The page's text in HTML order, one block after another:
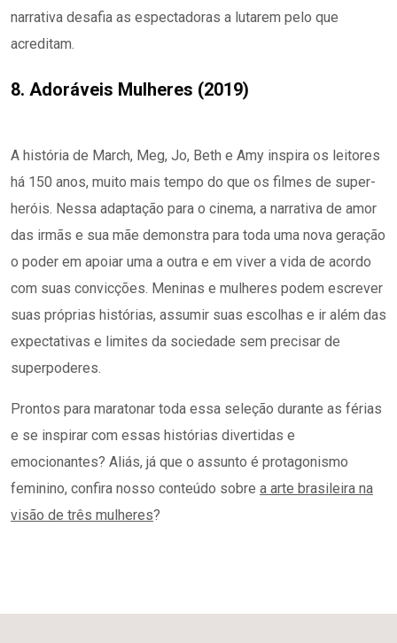
narrativa desafia as espectadoras a lutarem pelo que
acreditam.
8. Adoráveis Mulheres (2019)
A história de March, Meg, Jo, Beth e Amy inspira os leitores
há 150 anos, muito mais tempo do que os filmes de super-
heróis. Nessa adaptação para o cinema, a narrativa de amor
das irmãs e sua mãe demonstra para toda uma nova geração
o poder em apoiar uma a outra e em viver a vida de acordo
com suas convicções. Meninas e mulheres podem escrever
suas próprias histórias, assumir suas escolhas e ir além das
expectativas e limites da sociedade sem precisar de
superpoderes.
Prontos para maratonar toda essa seleção durante as férias
e se inspirar com essas histórias divertidas e
emocionantes? Aliás, já que o assunto é protagonismo
feminino, confira nosso conteúdo sobre a arte brasileira na
visão de três mulheres?